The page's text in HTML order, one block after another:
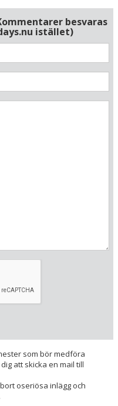
besvaras
istället)
som bör medföra
att skicka en mail till
oseriösa inlägg och